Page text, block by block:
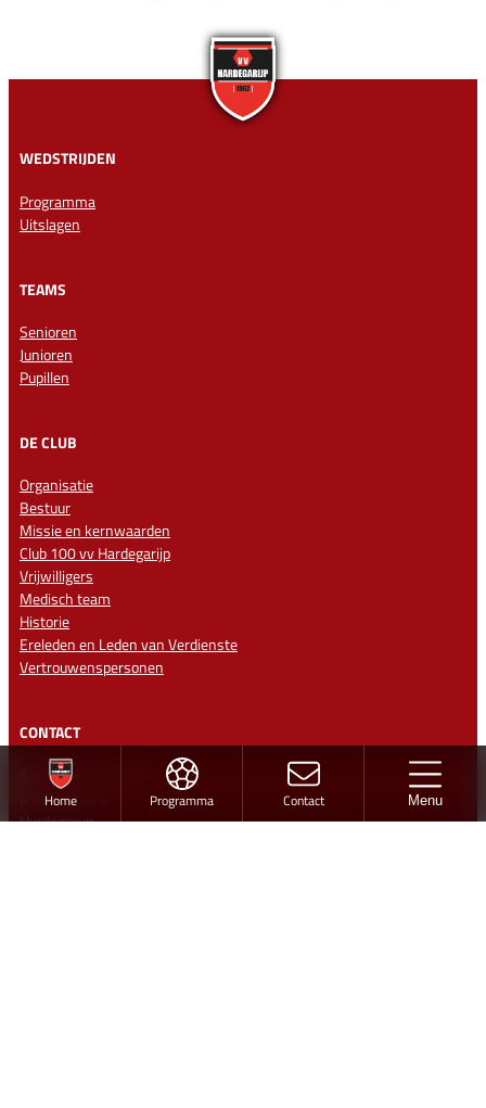
Home Programma Contact Menu
WEDSTRIJDEN
Programma
Uitslagen
TEAMS
Senioren
Junioren
Pupillen
DE CLUB
Organisatie
Bestuur
Missie en kernwaarden
Club 100 vv Hardegarijp
Vrijwilligers
Medisch team
Historie
Ereleden en Leden van Verdienste
Vertrouwenspersonen
CONTACT
Sportpark ‘De Warren’
Jintewarren 6
Hurdegaryp